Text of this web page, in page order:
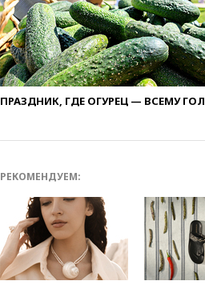
ПРАЗДНИК, ГДЕ ОГУРЕЦ — ВСЕМУ
РЕКОМЕНДУЕМ: